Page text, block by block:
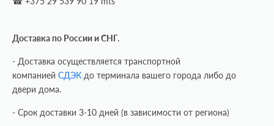
Доставка по России и СНГ.
- Доставка осуществляется транспортной
компанией СДЭК до терминала вашего города либо до
двери дома.
- Срок доставки 3-10 дней (в зависимости от региона)